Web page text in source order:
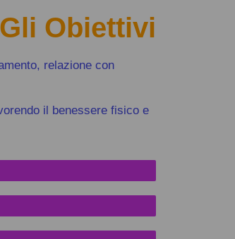
Gli Obiettivi
relazione con
il benessere fisico e